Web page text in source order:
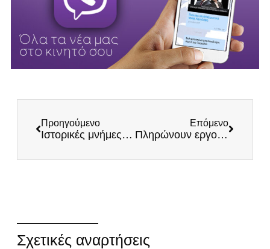
Προηγούμενο
Ιστορικές μνήμες των οχυρών της γραμμής Μεταξά
Επόμενο
Πληρώνουν εργοδότες για να προσλαμβάνουν αλλοδαπούς
Σχετικές αναρτήσεις